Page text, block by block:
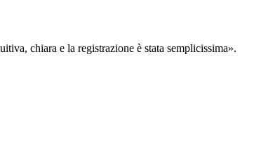
chiara e la registrazione è stata semplicissima».